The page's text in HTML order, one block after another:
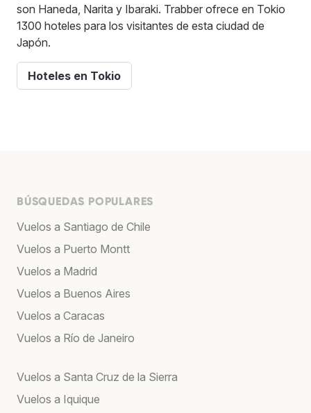
son Haneda, Narita y Ibaraki. Trabber ofrece en Tokio
1300 hoteles para los visitantes de esta ciudad de
Japón.
Hoteles en Tokio
BÚSQUEDAS POPULARES
Vuelos a Santiago de Chile
Vuelos a Puerto Montt
Vuelos a Madrid
Vuelos a Buenos Aires
Vuelos a Caracas
Vuelos a Río de Janeiro
Vuelos a Santa Cruz de la Sierra
Vuelos a Iquique